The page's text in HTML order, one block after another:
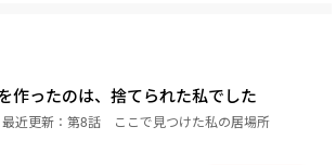
作ったのは、捨てられた私でした
最近更新： 第8話 ここで見つけた私の居場所